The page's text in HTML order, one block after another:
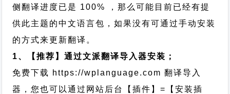
侧翻译进度已是 100% ，那么可能目前已经有提
供此主题的中文语言包，如果没有可通过手动安装
的方式来更新翻译。
1、【推荐】通过文派翻译导入器安装；
免费下载 https://wplanguage.com 翻译导入
器，您也可以通过网站后台【插件】=【安装插